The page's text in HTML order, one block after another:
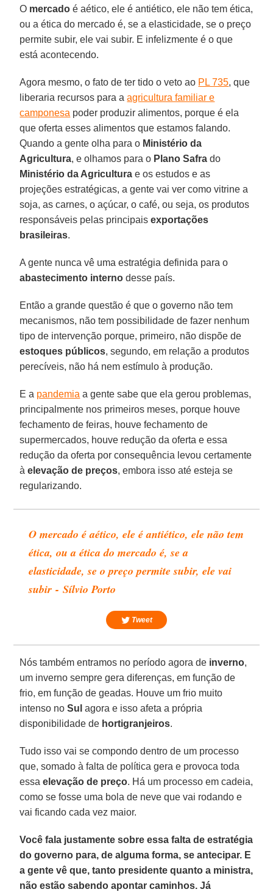
O mercado é aético, ele é antiético, ele não tem ética,
ou a ética do mercado é, se a elasticidade, se o preço
permite subir, ele vai subir. E infelizmente é o que
está acontecendo.
Agora mesmo, o fato de ter tido o veto ao PL 735, que
liberaria recursos para aagricultura familiar e
camponesa poder produzir alimentos, porque é ela
que oferta esses alimentos que estamos falando.
Quando a gente olha para o Ministério da
Agricultura, e olhamos para o Plano Safrado
Ministério da Agriculturae os estudos e as
projeções estratégicas, a gente vai ver como vitrine a
soja, as carnes, o açúcar, o café, ou seja, os produtos
responsáveis pelas principaisexportações
brasileiras.
A gente nunca vê uma estratégia definida para o
abastecimento interno desse país.
Então a grande questão é que o governo não tem
mecanismos, não tem possibilidade de fazer nenhum
tipo de intervenção porque, primeiro, não dispõe de
estoques públicos, segundo, em relação a produtos
perecíveis, não há nem estímulo à produção.
E a pandemia a gente sabe que ela gerou problemas,
principalmente nos primeiros meses, porque houve
fechamento de feiras, houve fechamento de
supermercados, houve redução da oferta e essa
redução da oferta por consequência levou certamente
àelevação de preços, embora isso até esteja se
regularizando.
O mercado é aético, ele é antiético, ele não tem
ética, ou a ética do mercado é, se a
elasticidade, se o preço permite subir, ele vai
subir - Sílvio Porto
Tweet
Nós também entramos no período agora de inverno,
um inverno sempre gera diferenças, em função de
frio, em função de geadas. Houve um frio muito
intenso noSul agora e isso afeta a própria
disponibilidade de hortigranjeiros.
Tudo isso vai se compondo dentro de um processo
que, somado à falta de política gera e provoca toda
essaelevação de preço. Há um processo em cadeia,
como se fosse uma bola de neve que vai rodando e
vai ficando cada vez maior.
Você fala justamente sobre essa falta de estratégia
do governo para, de alguma forma, se antecipar. E
a gente vê que, tanto presidente quanto a ministra,
não estão sabendo apontar caminhos. Já